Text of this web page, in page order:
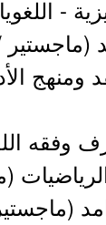
-
(ماجستير
ومنهج
وفقه